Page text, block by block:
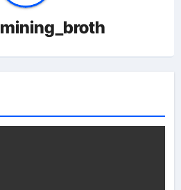
mining_broth